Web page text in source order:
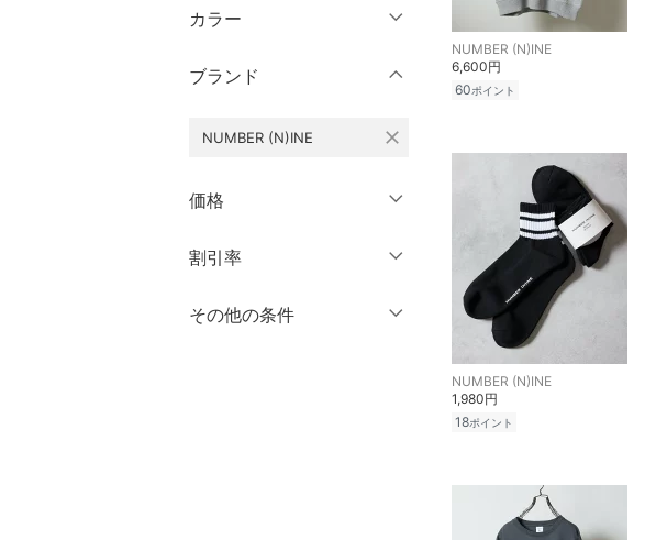
着物・浴衣・和装小物
ボディケア・オーラルケ
長袖
クリア
ミドル丈
～ 3分丈
5分丈・ハーフ
10分丈
カラー
クリア
ブランド
NUMBER (N)INE close
価格
絞り込み
割引率
％OFF～ ％OFF
その他の条件
NUMBER (N)INE
6,600円
60ポイント
NUMBER (N)INE
1,980円
18ポイント